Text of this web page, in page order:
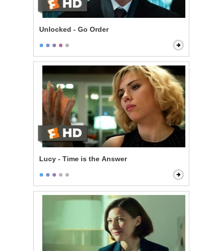
Unlocked - Go Order
Lucy - Time is the Answer